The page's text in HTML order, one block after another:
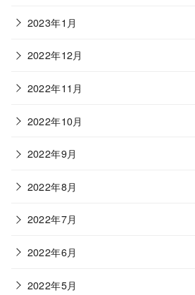
2023年1月
2022年12月
2022年11月
2022年10月
2022年9月
2022年8月
2022年7月
2022年6月
2022年5月